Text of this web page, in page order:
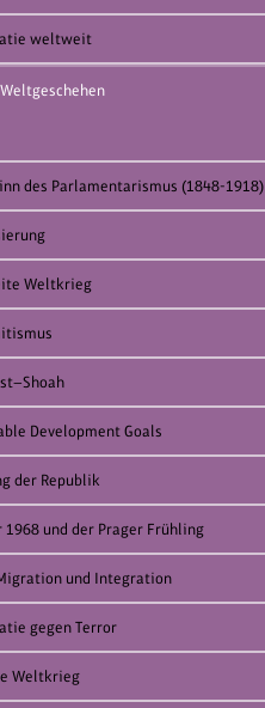
weltweit
des Parlamentarismus (1848-1918)
Weltkrieg
Development Goals
der Republik
1968 und der Prager Frühling
und Integration
gegen Terror
Weltkrieg